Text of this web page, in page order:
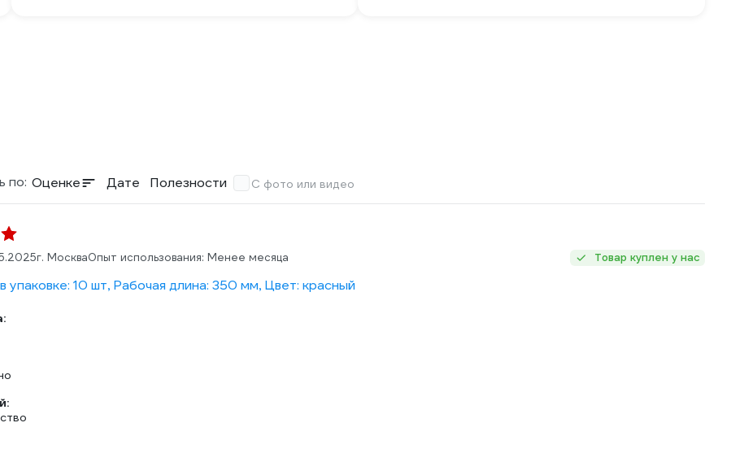
по: Оценке Дате Полезности С фото или видео
г. МоскваОпыт использования: Менее месяца Товар куплен у нас
упаковке: 10 шт, Рабочая длина: 350 мм, Цвет: красный